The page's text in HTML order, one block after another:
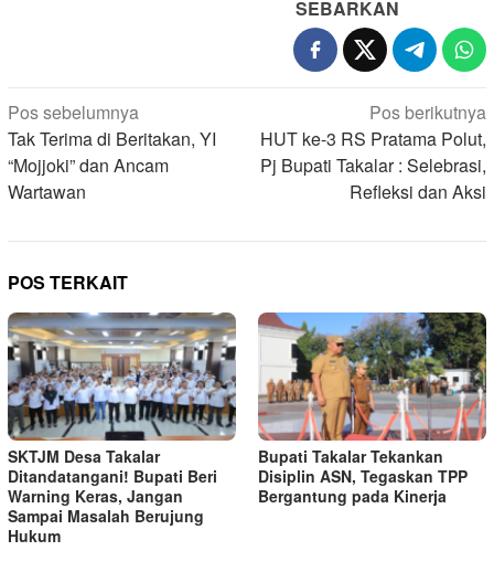
SEBARKAN
Navigasi
pos
Pos sebelumnya
Tak Terima di Beritakan, YI
“Mojjoki” dan Ancam
Wartawan
Pos berikutnya
HUT ke-3 RS Pratama Polut,
Pj Bupati Takalar : Selebrasi,
Refleksi dan Aksi
POS TERKAIT
SKTJM Desa Takalar
Ditandatangani! Bupati Beri
Warning Keras, Jangan
Sampai Masalah Berujung
Hukum
Bupati Takalar Tekankan
Disiplin ASN, Tegaskan TPP
Bergantung pada Kinerja